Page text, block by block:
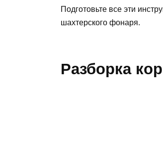
Подготовьте все эти
шахтерского фонаря.
Разборка